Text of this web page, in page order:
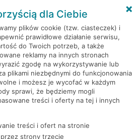
dla Ciebie
plików cookie (tzw. ciasteczek) i
prawidłowe działanie serwisu,
do Twoich potrzeb, a także
reklamy na innych stronach
zgodę na wykorzystywanie lub
plikami niezbędnymi do funkcjonowania
i możesz je wycofać w każdym
sprawi, że będziemy mogli
treści i oferty na tej i innych
treści i ofert na stronie
strony trzecie